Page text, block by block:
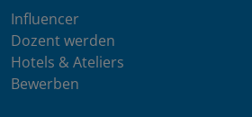
Influencer
Dozent werden
Hotels & Ateliers
Bewerben